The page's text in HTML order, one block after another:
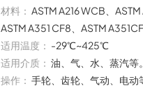
材料： ASTM A216 WCB、
ASTM A351 CF8、ASTM
适用温度： -29℃~425℃
适用介质： 油、气、水、蒸汽等。
操作： 手轮、齿轮、气动、电动